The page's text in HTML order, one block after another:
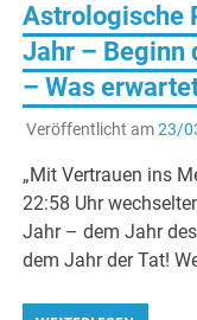
Astrologische
Jahr – Beginn
– Was
Veröffentlicht am23/
„Mit Vertrauen ins
22:58 Uhr
Jahr – dem Jahr
dem Jahr der Tat!